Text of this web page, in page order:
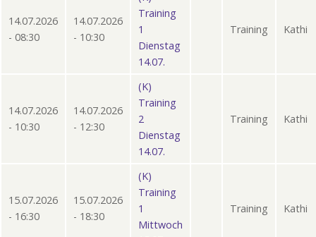
14.07.2026
- 08:30
14.07.2026
- 10:30
Training
1
Dienstag
14.07.
Training Kathi
14.07.2026
- 10:30
14.07.2026
- 12:30
(K)
Training
2
Dienstag
14.07.
Training Kathi
15.07.2026
- 16:30
15.07.2026
- 18:30
(K)
Training
1
Mittwoch
Training Kathi